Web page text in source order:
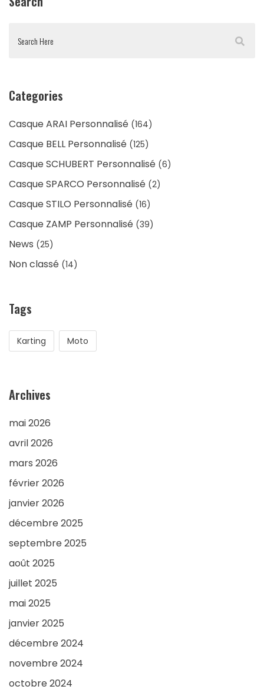
Categories
Casque ARAI Personnalisé (164)
Casque BELL Personnalisé (125)
Casque SCHUBERT Personnalisé (6)
Casque SPARCO Personnalisé (2)
Casque STILO Personnalisé (16)
Casque ZAMP Personnalisé (39)
News (25)
Non classé (14)
Tags
Karting Moto
Archives
mai 2026
avril 2026
mars 2026
février 2026
janvier 2026
décembre 2025
septembre 2025
août 2025
juillet 2025
mai 2025
janvier 2025
décembre 2024
novembre 2024
octobre 2024